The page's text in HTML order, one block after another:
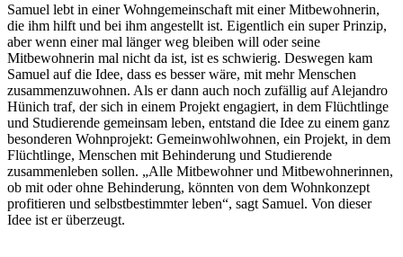
Samuel lebt in einer Wohngemeinschaft mit einer Mitbewohnerin,
die ihm hilft und bei ihm angestellt ist. Eigentlich ein super Prinzip,
aber wenn einer mal länger weg bleiben will oder seine
Mitbewohnerin mal nicht da ist, ist es schwierig. Deswegen kam
Samuel auf die Idee, dass es besser wäre, mit mehr Menschen
zusammenzuwohnen. Als er dann auch noch zufällig auf Alejandro
Hünich traf, der sich in einem Projekt engagiert, in dem Flüchtlinge
und Studierende gemeinsam leben, entstand die Idee zu einem ganz
besonderen Wohnprojekt: Gemeinwohlwohnen, ein Projekt, in dem
Flüchtlinge, Menschen mit Behinderung und Studierende
zusammenleben sollen. „Alle Mitbewohner und Mitbewohnerinnen,
ob mit oder ohne Behinderung, könnten von dem Wohnkonzept
profitieren und selbstbestimmter leben“, sagt Samuel. Von dieser
Idee ist er überzeugt.